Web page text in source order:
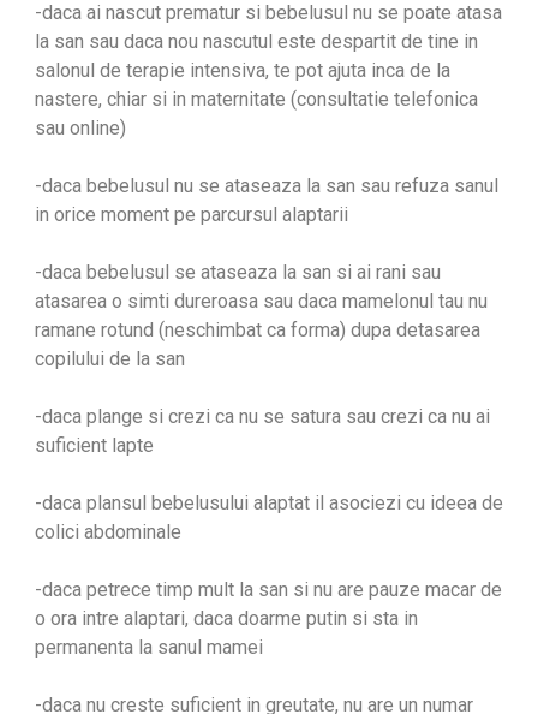
-daca ai nascut prematur si bebelusul nu se poate atasa
la san sau daca nou nascutul este despartit de tine in
salonul de terapie intensiva, te pot ajuta inca de la
nastere, chiar si in maternitate (consultatie telefonica
sau online)
-daca bebelusul nu se ataseaza la san sau refuza sanul
in orice moment pe parcursul alaptarii
-daca bebelusul se ataseaza la san si ai rani sau
atasarea o simti dureroasa sau daca mamelonul tau nu
ramane rotund (neschimbat ca forma) dupa detasarea
copilului de la san
-daca plange si crezi ca nu se satura sau crezi ca nu ai
suficient lapte
-daca plansul bebelusului alaptat il asociezi cu ideea de
colici abdominale
-daca petrece timp mult la san si nu are pauze macar de
o ora intre alaptari, daca doarme putin si sta in
permanenta la sanul mamei
-daca nu creste suficient in greutate, nu are un numar